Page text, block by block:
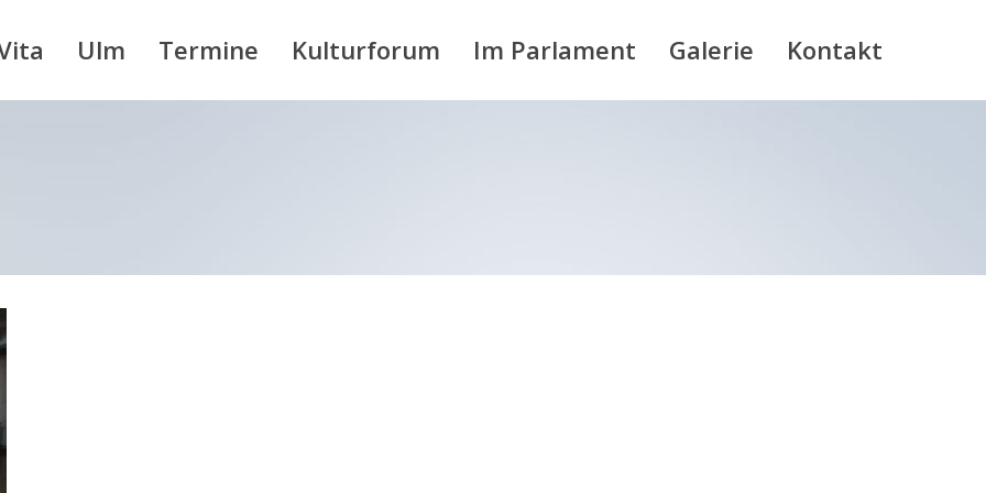
Ulm Termine Kulturforum Im Parlament Galerie Kontakt